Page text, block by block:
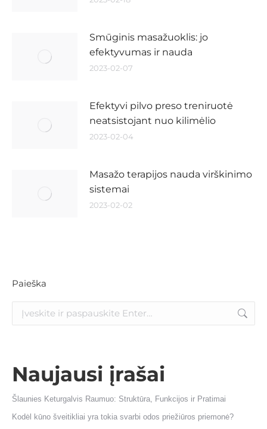
Smūginis masažuoklis: jo
efektyvumas ir nauda
2023-02-07
Efektyvi pilvo preso treniruotė
neatsistojant nuo kilimėlio
2023-02-04
Masažo terapijos nauda virškinimo
sistemai
2023-02-02
Paieška
Naujausi įrašai
Šlaunies Keturgalvis Raumuo: Struktūra, Funkcijos ir Pratimai
Kodėl kūno šveitikliai yra tokia svarbi odos priežiūros priemonė?